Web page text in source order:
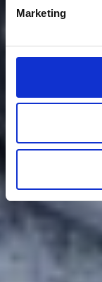
Marketing